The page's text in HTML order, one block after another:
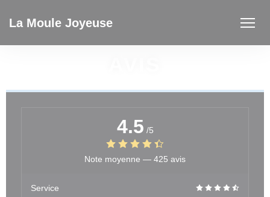
La Moule Joyeuse
4.5 /5
Note moyenne — 425 avis
Service